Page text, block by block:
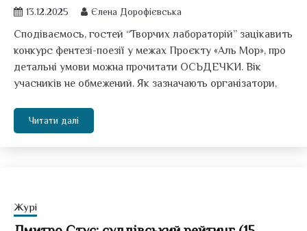
13.12.2025 Єлена Дорофієвська
Сподіваємось, гостей “Творчих лабораторій” зацікавить
конкурс фентезі-поезії у межах Проєкту «Аль Мор», про
детальні умови можна прочитати ОСЬДЕЧКИ. Вік
учасників не обмежений. Як зазначають організатори,
Читати далі
Журі